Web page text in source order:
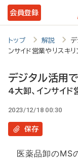
メ
イ
テ
ツ
に
会員登録
トップ 解説
ンサイド営業やリスキリ
デジタル活用
4大卸、インサイド
2023/12/18 00:30
保存
医薬品卸のMS